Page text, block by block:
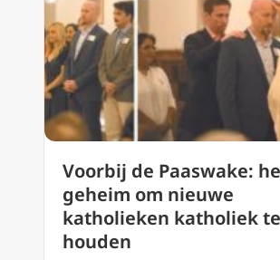
Voorbij de Paaswake:
geheim om nieuwe
katholieken katholiek te
houden